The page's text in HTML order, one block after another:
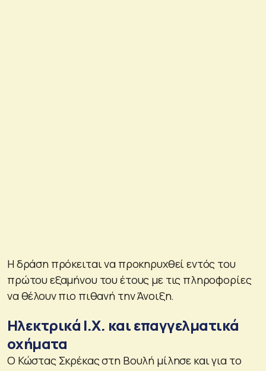
Η δράση πρόκειται να προκηρυχθεί εντός του
πρώτου εξαμήνου του έτους με τις πληροφορίες
να θέλουν πιο πιθανή την Άνοιξη.
Ηλεκτρικά Ι.Χ. και επαγγελματικά
οχήματα
Ο Κώστας Σκρέκας στη Βουλή μίλησε και για το